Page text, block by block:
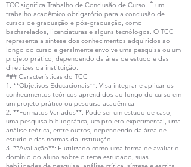
TCC significa Trabalho de Conclusão de Curso. É um
trabalho acadêmico obrigatório para a conclusão de
cursos de graduação e pós-graduação, como
bacharelados, licenciaturas e alguns tecnólogos. O TCC
representa a síntese dos conhecimentos adquiridos ao
longo do curso e geralmente envolve uma pesquisa ou um
projeto prático, dependendo da área de estudo e das
diretrizes da instituição.
### Características do TCC
1. **Objetivos Educacionais**: Visa integrar e aplicar os
conhecimentos teóricos aprendidos ao longo do curso em
um projeto prático ou pesquisa acadêmica.
2. **Formatos Variados**: Pode ser um estudo de caso,
uma pesquisa bibliográfica, um projeto experimental, uma
análise teórica, entre outros, dependendo da área de
estudo e das normas da instituição.
3. **Avaliação**: É utilizado como uma forma de avaliar o
domínio do aluno sobre o tema estudado, suas